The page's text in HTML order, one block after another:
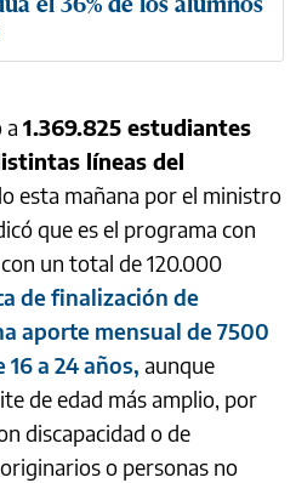
a 1.369.825 estudiantes
líneas del
esta mañana por el ministro
que es el programa con
un total de 120.000
de finalización de
aporte mensual de 7500
a 24 años, aunque
de edad más amplio, por
discapacidad o de
o personas no